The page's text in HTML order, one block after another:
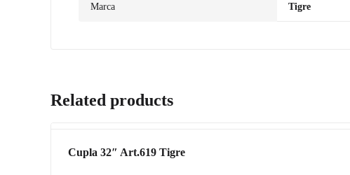
Marca Tigre
Related products
Cupla 32″ Art.619 Tigre